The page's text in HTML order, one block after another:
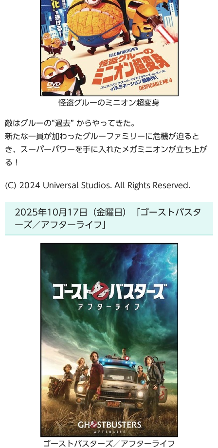
怪盗グルーのミニオン超変身
敵はグルーの“過去” からやってきた。
新たな一員が加わったグルーファミリーに危機が迫ると
き、スーパーパワーを手に入れたメガミニオンが立ち上が
る！
(C) 2024 Universal Studios. All Rights Reserved.
2025年10月17日（金曜日）「ゴーストバスタ
ーズ／アフターライフ」
ゴーストバスターズ／アフターライフ